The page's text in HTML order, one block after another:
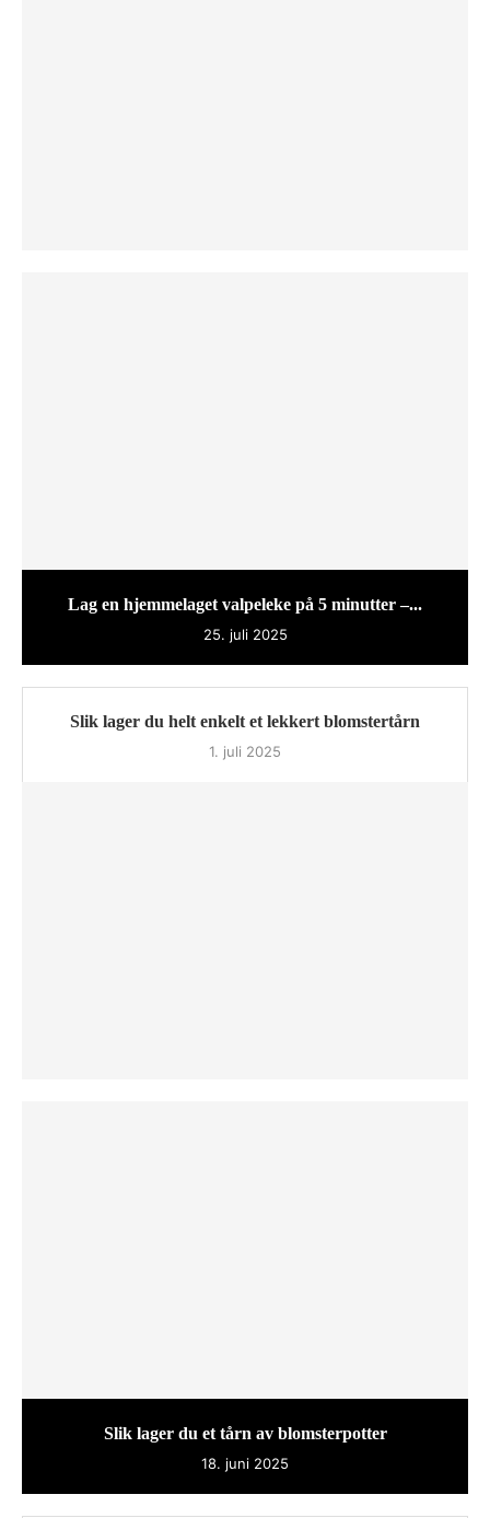
Lag en hjemmelaget valpeleke på 5 minutter –...
25. juli 2025
Slik lager du helt enkelt et lekkert blomstertårn
1. juli 2025
Slik lager du et tårn av blomsterpotter
18. juni 2025